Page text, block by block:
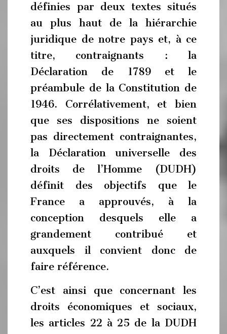
définies par deux textes situés
au plus haut de la hiérarchie
juridique de notre pays et, à ce
titre, contraignants : la
Déclaration de 1789 et le
préambule de la Constitution de
1946. Corrélativement, et bien
que ses dispositions ne soient
pas directement contraignantes,
la Déclaration universelle des
droits de l’Homme (DUDH)
définit des objectifs que le
France a approuvés, à la
conception desquels elle a
grandement contribué et
auxquels il convient donc de
faire référence.
C’est ainsi que concernant les
droits économiques et sociaux,
les articles 22 à 25 de la DUDH